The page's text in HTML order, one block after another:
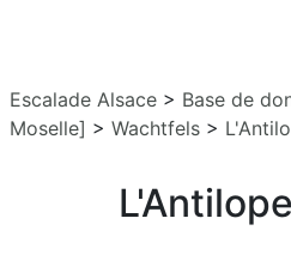
Escalade Alsace > Base de
Moselle] > Wachtfels >